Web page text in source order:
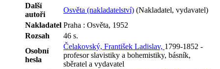
Další
autoři
Osvěta (nakladatelství) (Nakladatel, vydavatel)
Nakladatel Praha : Osvěta, 1952
Rozsah
46 s.
Osobní
hesla
Čelakovský, František Ladislav, 1799-1852 -
profesor slavistiky a bohemistiky, básník,
sběratel a vydavatel